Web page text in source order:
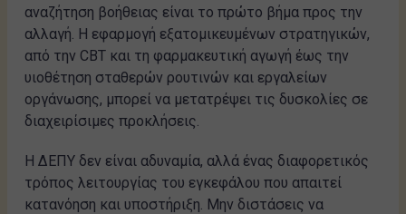
αναζήτηση βοήθειας είναι το πρώτο βήμα προς την
αλλαγή. Η εφαρμογή εξατομικευμένων στρατηγικών,
από την CBT και τη φαρμακευτική αγωγή έως την
υιοθέτηση σταθερών ρουτινών και εργαλείων
οργάνωσης, μπορεί να μετατρέψει τις δυσκολίες σε
διαχειρίσιμες προκλήσεις.
Η ΔΕΠΥ δεν είναι αδυναμία, αλλά ένας διαφορετικός
τρόπος λειτουργίας του εγκεφάλου που απαιτεί
κατανόηση και υποστήριξη. Μην διστάσεις να